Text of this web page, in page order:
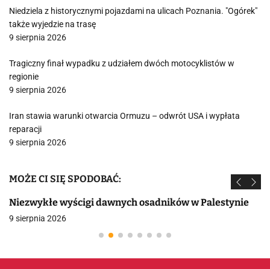
Niedziela z historycznymi pojazdami na ulicach Poznania. "Ogórek"
także wyjedzie na trasę
9 sierpnia 2026
Tragiczny finał wypadku z udziałem dwóch motocyklistów w
regionie
9 sierpnia 2026
Iran stawia warunki otwarcia Ormuzu – odwrót USA i wypłata
reparacji
9 sierpnia 2026
MOŻE CI SIĘ SPODOBAĆ:
Niezwykłe wyścigi dawnych osadników w Palestynie
9 sierpnia 2026